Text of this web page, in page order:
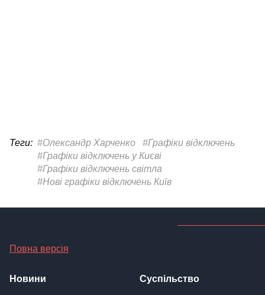
Теги: #Олександр Харченко
#Графіки відключень
#Графіки відключень у Києві
#Графіки відключень світла
#Нові графіки відключень Київ
Повна версія
Новини Суспільство